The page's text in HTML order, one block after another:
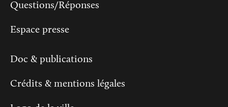
Questions/Réponses
Espace presse
Doc & publications
Crédits & mentions légales